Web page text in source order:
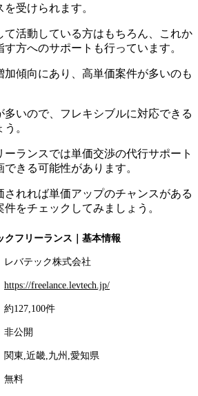
受けられます。
て活動している方はもちろん、これか
方へのサポートも行っています。
加傾向にあり、高単価案件が多いのも
多いので、フレキシブルに対応できる
。
ーランスでは単価交渉の代行サポート
きる可能性があります。
れれば単価アップのチャンスがある
をチェックしてみましょう。
クフリーランス ｜基本情報
レバテック株式会社
https://freelance.levtech.jp/
約127,100件
非公開
関東,近畿,九州,愛知県
無料